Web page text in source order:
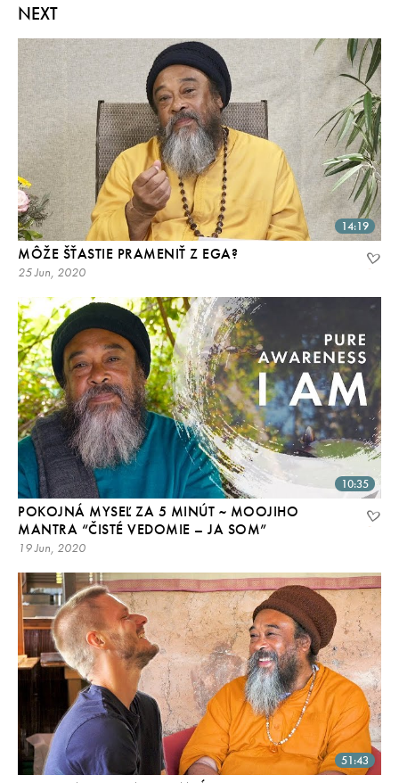
NEXT
14:19
MÔŽE ŠŤASTIE PRAMENIŤ Z EGA?
25 Jun, 2020
10:35
POKOJNÁ MYSEĽ ZA 5 MINÚT ~ MOOJIHO
MANTRA “ČISTÉ VEDOMIE – JA SOM”
19 Jun, 2020
51:43